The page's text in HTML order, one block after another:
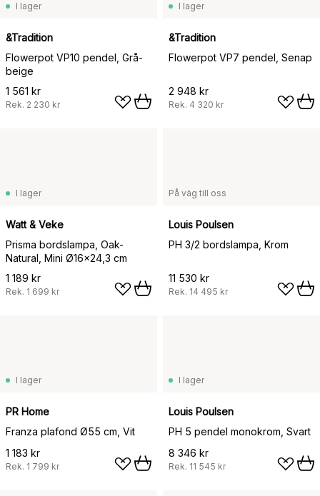
I lager
&Tradition
Flowerpot VP10 pendel, Grå-
beige
1 561 kr
Rek. 2 230 kr
I lager
&Tradition
Flowerpot VP7 pendel, Senap
2 948 kr
Rek. 4 320 kr
I lager
Watt & Veke
Prisma bordslampa, Oak-
Natural, Mini Ø16x24,3 cm
1 189 kr
Rek. 1 699 kr
På väg till oss
Louis Poulsen
PH 3/2 bordslampa, Krom
11 530 kr
Rek. 14 495 kr
I lager
PR Home
Franza plafond Ø55 cm, Vit
1 183 kr
Rek. 1 799 kr
I lager
Louis Poulsen
PH 5 pendel monokrom, Svart
8 346 kr
Rek. 11 545 kr